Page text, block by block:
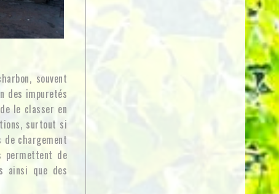
souvent
des impuretés
le classer en
surtout si
de chargement
permettent de
ainsi que des